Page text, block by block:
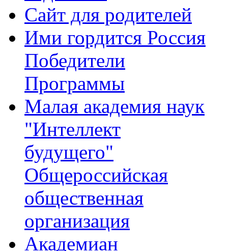
Сайт для родителей
Ими гордится Россия
Победители
Программы
Малая академия наук
"Интеллект
будущего"
Общероссийская
общественная
организация
Академиан